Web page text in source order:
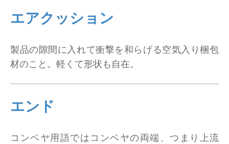
エアクッション
製品の隙間に入れて衝撃を和らげる空気入り梱包
材のこと。軽くて形状も自在。
エンド
コンベヤ用語ではコンベヤの両端、つまり上流